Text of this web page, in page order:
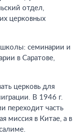
отдел,
церковных
семинарии и
в Саратове,
церковь для
В 1946 г.
переходит часть
миссия в Китае, а в